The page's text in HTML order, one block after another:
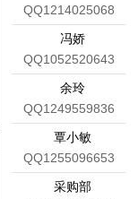
料有哪几种
QQ1214025068
冯娇
QQ1052520643
余玲
QQ1249559836
覃小敏
QQ1255096653
采购部